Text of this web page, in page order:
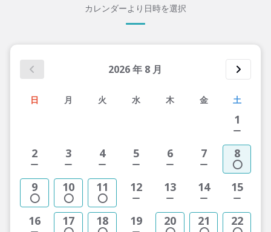
カレンダーより日時を選択
2026年 8 月
日 月 火 水 木 金 土
1
2 3 4 5 6 7 8
9 10 11 12 13 14 15
16 17 18 19 20 21 22